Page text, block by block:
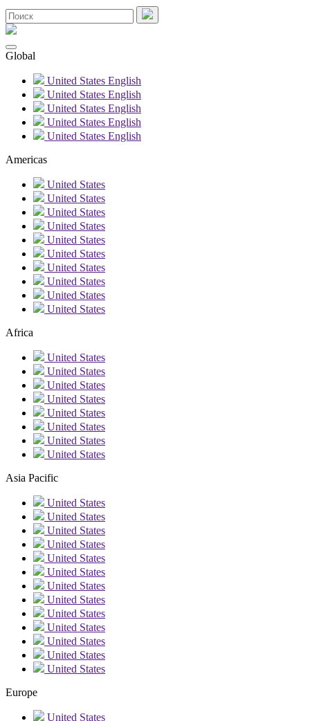
Global
United States English
United States English
United States English
United States English
United States English
Americas
United States
United States
United States
United States
United States
United States
United States
United States
United States
United States
Africa
United States
United States
United States
United States
United States
United States
United States
United States
Asia Pacific
United States
United States
United States
United States
United States
United States
United States
United States
United States
United States
United States
United States
United States
Europe
United States